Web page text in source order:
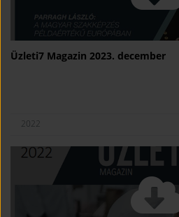
Üzleti7 Magazin 2023. december
2022